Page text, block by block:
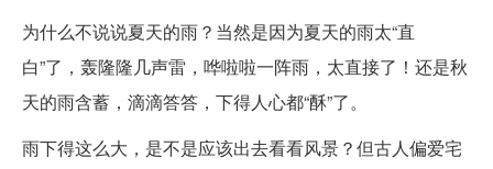
为什么不说说夏天的雨？当然是因为夏天的雨太“直
白”了，轰隆隆几声雷，哗啦啦一阵雨，太直接了！还是秋
天的雨含蓄，滴滴答答，下得人心都“酥”了。
雨下得这么大，是不是应该出去看看风景？但古人偏爱宅